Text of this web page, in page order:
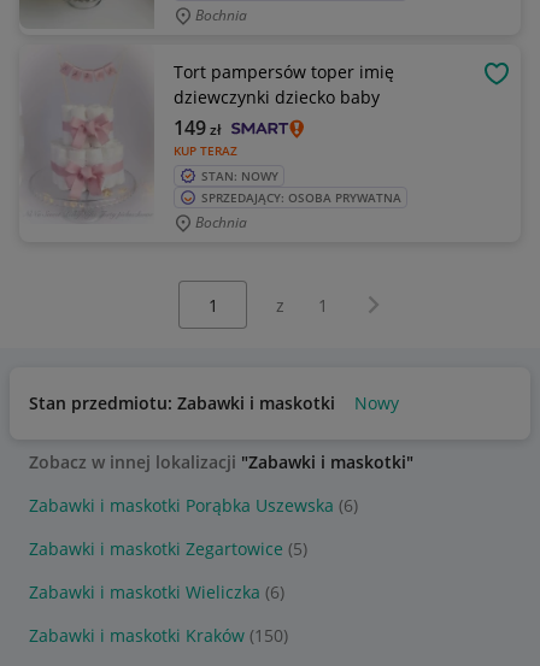
Bochnia
Tort pampersów toper imię
dziewczynki dziecko baby
KUP TERAZ
149zł
STAN: NOWY
SPRZEDAJĄCY: OSOBA PRYWATNA
Bochnia
z 1 Następna strona
Stan przedmiotu: Zabawki i maskotki Nowy
Zobacz w innej lokalizacji "Zabawki i maskotki"
Zabawki i maskotki Porąbka Uszewska (6)
Zabawki i maskotki Zegartowice (5)
Zabawki i maskotki Wieliczka (6)
Zabawki i maskotki Kraków (150)